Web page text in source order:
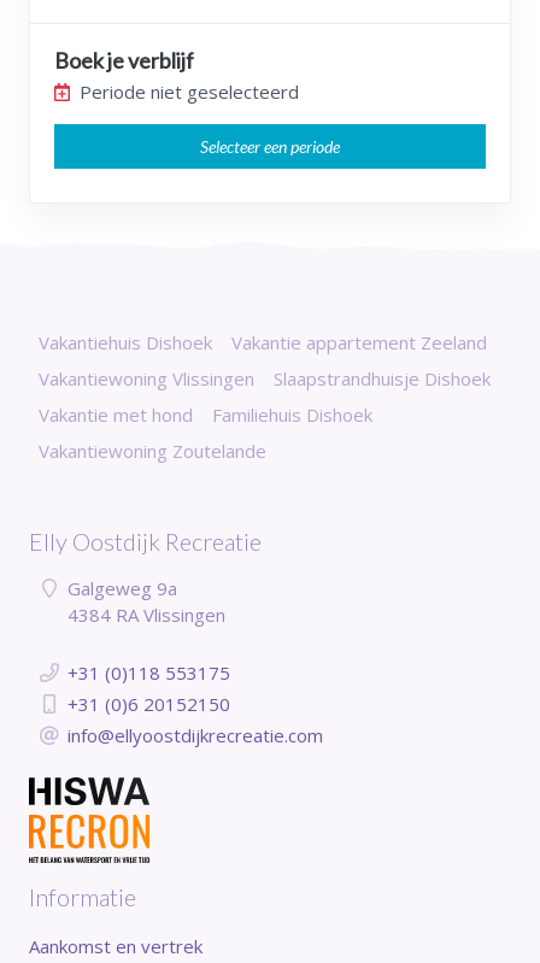
Boek je verblijf
Periode niet geselecteerd
Selecteer een periode
Vakantiehuis Dishoek
Vakantie appartement Zeeland
Vakantiewoning Vlissingen
Slaapstrandhuisje Dishoek
Vakantie met hond
Familiehuis Dishoek
Vakantiewoning Zoutelande
Elly Oostdijk Recreatie
Galgeweg 9a
4384 RA Vlissingen
+31 (0)118 553175
+31 (0)6 20152150
info@ellyoostdijkrecreatie.com
Informatie
Aankomst en vertrek